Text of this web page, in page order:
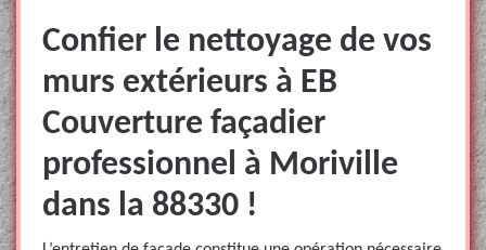
Confier le nettoyage de vos
murs extérieurs à EB
Couverture façadier
professionnel à Moriville
dans la 88330 !